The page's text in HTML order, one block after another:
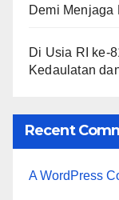
Demi Menjaga
Di Usia RI ke-
Kedaulatan
Recent
A WordPress